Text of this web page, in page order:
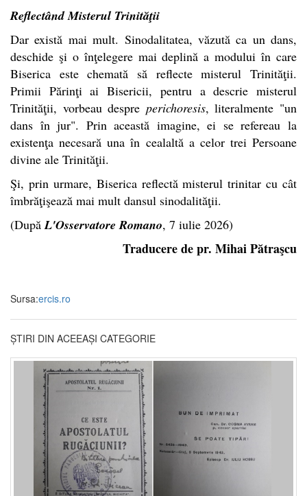
Reflectând Misterul Trinităţii
Dar există mai mult. Sinodalitatea, văzută ca un dans,
deschide şi o înţelegere mai deplină a modului în care
Biserica este chemată să reflecte misterul Trinităţii.
Primii Părinţi ai Bisericii, pentru a descrie misterul
Trinităţii, vorbeau despre perichoresis, literalmente "un
dans în jur". Prin această imagine, ei se refereau la
existenţa necesară una în cealaltă a celor trei Persoane
divine ale Trinităţii.
Şi, prin urmare, Biserica reflectă misterul trinitar cu cât
îmbrăţişează mai mult dansul sinodalităţii.
(După L'Osservatore Romano, 7 iulie 2026)
Traducere de pr. Mihai Pătraşcu
Sursa:ercis.ro
ȘTIRI DIN ACEEAȘI CATEGORIE